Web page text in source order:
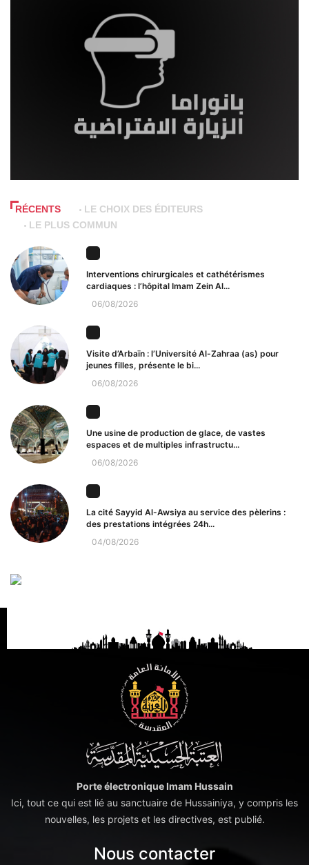
RÉCENTS
LE CHOIX DES ÉDITEURS
LE PLUS COMMUN
Interventions chirurgicales et cathétérismes
cardiaques : l’hôpital Imam Zein Al...
06/08/2026
Visite d’Arbaïn : l’Université Al-Zahraa (as) pour
jeunes filles, présente le bi...
06/08/2026
Une usine de production de glace, de vastes
espaces et de multiples infrastructu...
06/08/2026
La cité Sayyid Al-Awsiya au service des pèlerins :
des prestations intégrées 24h...
04/08/2026
Porte électronique Imam Hussain
Ici, tout ce qui est lié au sanctuaire de Hussainiya, y compris les
nouvelles, les projets et les directives, est publié.
Nous contacter